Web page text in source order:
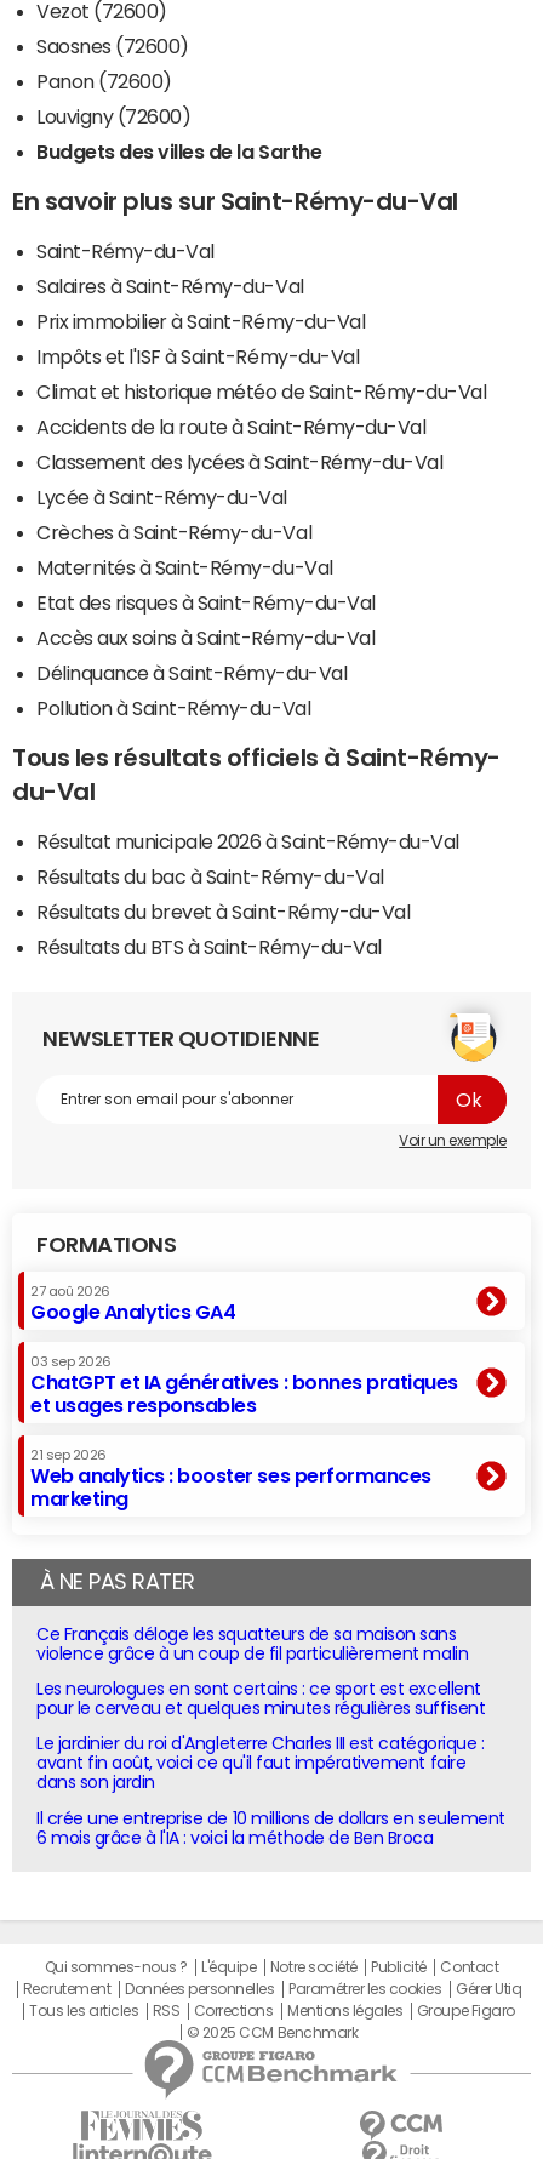
Vezot (72600)
Saosnes (72600)
Panon (72600)
Louvigny (72600)
Budgets des villes de la Sarthe
En savoir plus sur Saint-Rémy-du-Val
Saint-Rémy-du-Val
Salaires à Saint-Rémy-du-Val
Prix immobilier à Saint-Rémy-du-Val
Impôts et l'ISF à Saint-Rémy-du-Val
Climat et historique météo de Saint-Rémy-du-Val
Accidents de la route à Saint-Rémy-du-Val
Classement des lycées à Saint-Rémy-du-Val
Lycée à Saint-Rémy-du-Val
Crèches à Saint-Rémy-du-Val
Maternités à Saint-Rémy-du-Val
Etat des risques à Saint-Rémy-du-Val
Accès aux soins à Saint-Rémy-du-Val
Délinquance à Saint-Rémy-du-Val
Pollution à Saint-Rémy-du-Val
Tous les résultats officiels à Saint-Rémy-
du-Val
Résultat municipale 2026 à Saint-Rémy-du-Val
Résultats du bac à Saint-Rémy-du-Val
Résultats du brevet à Saint-Rémy-du-Val
Résultats du BTS à Saint-Rémy-du-Val
NEWSLETTER QUOTIDIENNE
Voir un exemple
FORMATIONS
27 aoû 2026
Google Analytics GA4
03 sep 2026
ChatGPT et IA génératives : bonnes pratiques
et usages responsables
21 sep 2026
Web analytics : booster ses performances
marketing
À NE PAS RATER
Ce Français déloge les squatteurs de sa maison sans
violence grâce à un coup de fil particulièrement malin
Les neurologues en sont certains : ce sport est excellent
pour le cerveau et quelques minutes régulières suffisent
Le jardinier du roi d'Angleterre Charles III est catégorique :
avant fin août, voici ce qu'il faut impérativement faire
dans son jardin
Il crée une entreprise de 10 millions de dollars en seulement
6 mois grâce à l'IA : voici la méthode de Ben Broca
Qui sommes-nous ? L'équipe Notre société Publicité
Contact
Recrutement
Données personnelles Paramétrer les cookies
Gérer Utiq
Tous les articles
RSS Corrections Mentions légales
Groupe Figaro
© 2025 CCM Benchmark